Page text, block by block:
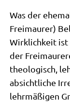
Was der
Frei­mau­rer)
Wirk­lich­keit ist
der
theo­lo­gisch,
absicht­li­che
lehr­mä­ßi­gen